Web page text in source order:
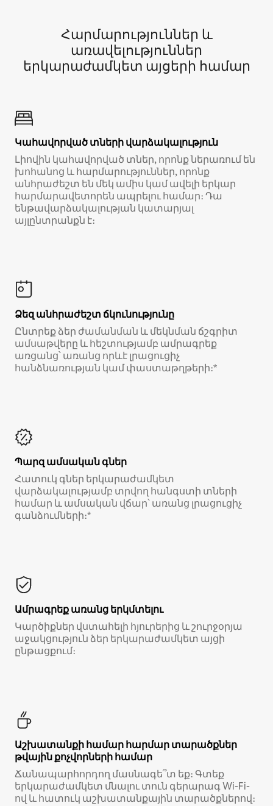
Հարմարություններ և
առավելություններ
երկարաժամկետ այցերի համար
Կահավորված տների վարձակալություն
Լիովին կահավորված տներ, որոնք ներառում են
խոհանոց և հարմարություններ, որոնք
անհրաժեշտ են մեկ ամիս կամ ավելի երկար
հարմարավետորեն ապրելու համար։ Դա
ենթավարձակալության կատարյալ
այլընտրանքն է։
Ձեզ անհրաժեշտ ճկունությունը
Ընտրեք ձեր ժամանման և մեկնման ճշգրիտ
ամսաթվերը և հեշտությամբ ամրագրեք
առցանց՝ առանց որևէ լրացուցիչ
հանձնառության կամ փաստաթղթերի։*
Պարզ ամսական գներ
Հատուկ գներ երկարաժամկետ
վարձակալությամբ տրվող հանգստի տների
համար և ամսական վճար՝ առանց լրացուցիչ
գանձումների։*
Ամրագրեք առանց երկմտելու
Կարծիքներ վստահելի հյուրերից և շուրջօրյա
աջակցություն ձեր երկարաժամկետ այցի
ընթացքում։
Աշխատանքի համար հարմար տարածքներ
թվային քոչվորների համար
Ճանապարհորդող մասնագե՞տ եք։ Գտեք
երկարաժամկետ մնալու տուն գերարագ Wi-Fi-
ով և հատուկ աշխատանքային տարածքներով։